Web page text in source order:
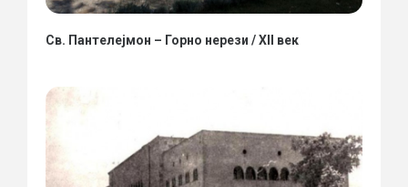
Св. Пантелејмон – Горно нерези / XII век